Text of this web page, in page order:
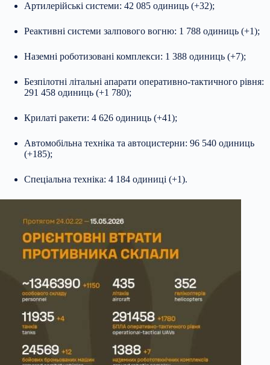
Артилерійські системи: 42 085 одиниць (+32);
Реактивні системи залпового вогню: 1 788 одиниць (+1);
Наземні роботизовані комплекси: 1 388 одиниць (+7);
Безпілотні літальні апарати оперативно-тактичного рівня:
291 458 одиниць (+1 780);
Крилаті ракети: 4 626 одиниць (+41);
Автомобільна техніка та автоцистерни: 96 540 одиниць
(+185);
Спеціальна техніка: 4 184 одиниці (+1).